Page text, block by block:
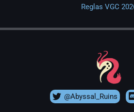
Reglas VGC
@Abyssal_Ruins